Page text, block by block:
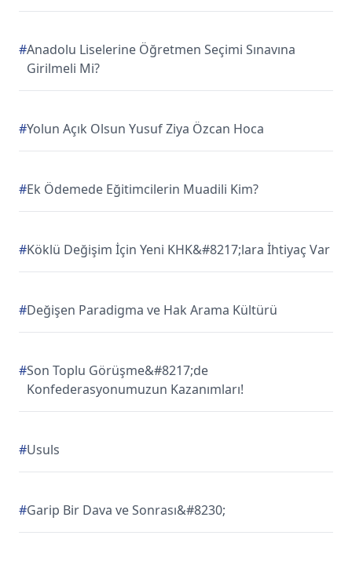
#Anadolu Liselerine Öğretmen Seçimi Sınavına
Girilmeli Mi?
#Yolun Açık Olsun Yusuf Ziya Özcan Hoca
#Ek Ödemede Eğitimcilerin Muadili Kim?
#Köklü Değişim İçin Yeni KHK&#8217;lara İhtiyaç Var
#Değişen Paradigma ve Hak Arama Kültürü
#Son Toplu Görüşme&#8217;de
Konfederasyonumuzun Kazanımları!
#Usuls
#Garip Bir Dava ve Sonrası&#8230;